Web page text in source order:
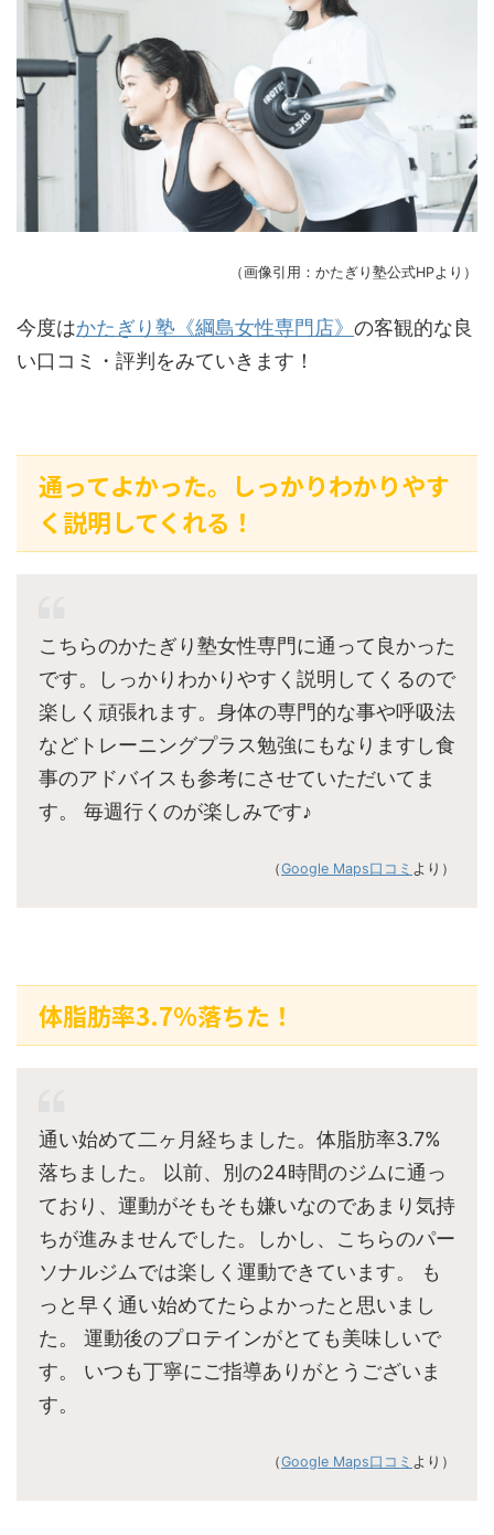
（画像引用：かたぎり塾公式HPより）
今度はかたぎり塾《綱島女性専門店》 の客観的な良
い口コミ・評判をみていきます！
通ってよかった。しっかりわかりやす
く説明してくれる！
こちらのかたぎり塾女性専門に通って良かった
です。しっかりわかりやすく説明してくるので
楽しく頑張れます。身体の専門的な事や呼吸法
などトレーニングプラス勉強にもなりますし食
事のアドバイスも参考にさせていただいてま
す。 毎週行くのが楽しみです♪
（Google Maps口コミ より）
体脂肪率3.7%落ちた！
通い始めて二ヶ月経ちました。体脂肪率3.7%
落ちました。 以前、別の24時間のジムに通っ
ており、運動がそもそも嫌いなのであまり気持
ちが進みませんでした。しかし、こちらのパー
ソナルジムでは楽しく運動できています。 も
っと早く通い始めてたらよかったと思いまし
た。 運動後のプロテインがとても美味しいで
す。 いつも丁寧にご指導ありがとうございま
す。
（Google Maps口コミ より）